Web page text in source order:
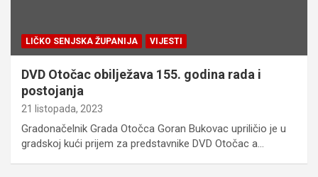
LIČKO SENJSKA ŽUPANIJA VIJESTI
DVD Otočac obilježava 155. godina rada i
postojanja
21 listopada, 2023
Gradonačelnik Grada Otočca Goran Bukovac upriličio je u
gradskoj kući prijem za predstavnike DVD Otočac a…